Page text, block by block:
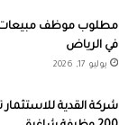
مطلوب موظف مبيعات
في الرياض
يوليو 17, 2026
شركة القدية